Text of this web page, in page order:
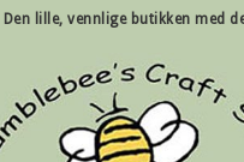
Den lille, vennlige butikken med